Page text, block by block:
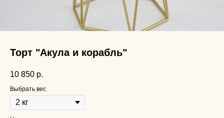
Торт "Акула и корабль"
10 850 р.
Выбрать вес